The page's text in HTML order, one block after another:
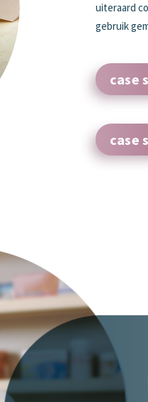
uiteraard
gebruik
case
case